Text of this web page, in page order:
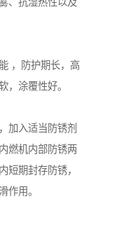
、抗湿热性以及
，防护期长，高
，涂覆性好。
加入适当防锈剂
燃机内部防锈两
短期封存防锈，
作用。